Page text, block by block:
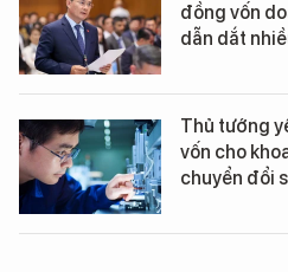
đồng vốn
dẫn dắt
Thủ tướng
vốn cho
chuyển đổi